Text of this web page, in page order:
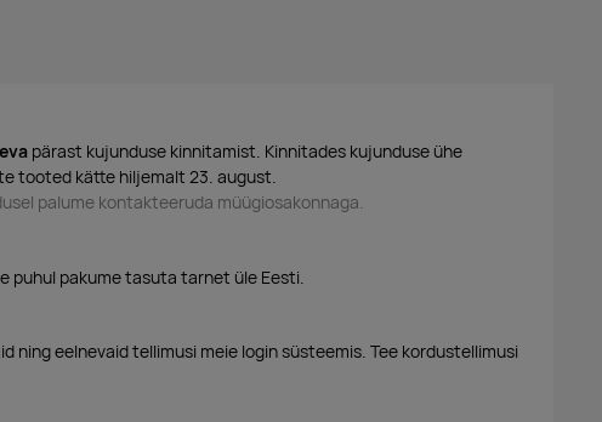
pärast kujunduse kinnitamist. Kinnitades kujunduse ühe
tooted kätte hiljemalt 23. august.
palume kontakteeruda müügiosakonnaga.
puhul pakume tasuta tarnet üle Eesti.
ning eelnevaid tellimusi meie login süsteemis. Tee kordustellimusi